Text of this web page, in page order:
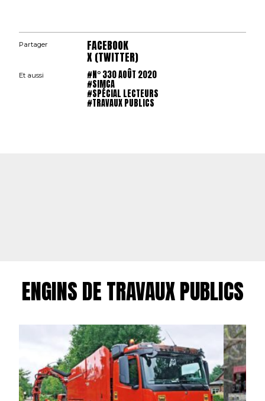
Partager FACEBOOK
X (TWITTER)
Et aussi #N° 330 AOÛT 2020
#SIMCA
#SPÉCIAL LECTEURS
#TRAVAUX PUBLICS
ENGINS DE TRAVAUX PUBLICS